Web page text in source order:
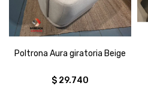
Poltrona Aura giratoria Beige
$ 29.740